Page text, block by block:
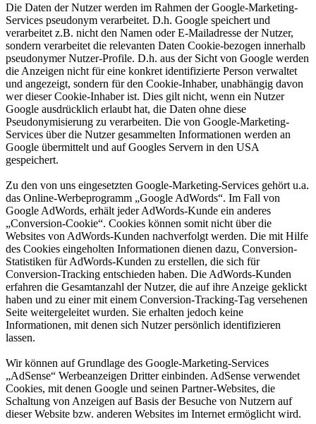
Die Daten der Nutzer werden im Rahmen der Google-Marketing-
Services pseudonym verarbeitet. D.h. Google speichert und
verarbeitet z.B. nicht den Namen oder E-Mailadresse der Nutzer,
sondern verarbeitet die relevanten Daten Cookie-bezogen innerhalb
pseudonymer Nutzer-Profile. D.h. aus der Sicht von Google werden
die Anzeigen nicht für eine konkret identifizierte Person verwaltet
und angezeigt, sondern für den Cookie-Inhaber, unabhängig davon
wer dieser Cookie-Inhaber ist. Dies gilt nicht, wenn ein Nutzer
Google ausdrücklich erlaubt hat, die Daten ohne diese
Pseudonymisierung zu verarbeiten. Die von Google-Marketing-
Services über die Nutzer gesammelten Informationen werden an
Google übermittelt und auf Googles Servern in den USA
gespeichert.
Zu den von uns eingesetzten Google-Marketing-Services gehört u.a.
das Online-Werbeprogramm „Google AdWords“. Im Fall von
Google AdWords, erhält jeder AdWords-Kunde ein anderes
„Conversion-Cookie“. Cookies können somit nicht über die
Websites von AdWords-Kunden nachverfolgt werden. Die mit Hilfe
des Cookies eingeholten Informationen dienen dazu, Conversion-
Statistiken für AdWords-Kunden zu erstellen, die sich für
Conversion-Tracking entschieden haben. Die AdWords-Kunden
erfahren die Gesamtanzahl der Nutzer, die auf ihre Anzeige geklickt
haben und zu einer mit einem Conversion-Tracking-Tag versehenen
Seite weitergeleitet wurden. Sie erhalten jedoch keine
Informationen, mit denen sich Nutzer persönlich identifizieren
lassen.
Wir können auf Grundlage des Google-Marketing-Services
„AdSense“ Werbeanzeigen Dritter einbinden. AdSense verwendet
Cookies, mit denen Google und seinen Partner-Websites, die
Schaltung von Anzeigen auf Basis der Besuche von Nutzern auf
dieser Website bzw. anderen Websites im Internet ermöglicht wird.